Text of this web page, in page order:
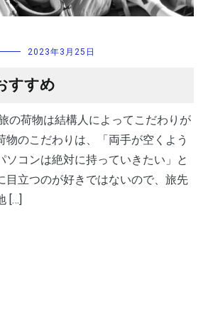
2023年3月25日
すすめ
の荷物は結構人によってこだわりが
物のこだわりは、「両手が空くよう
ソコンは絶対に持っていきたい」と
目立つのが好きではないので、旅先
[…]